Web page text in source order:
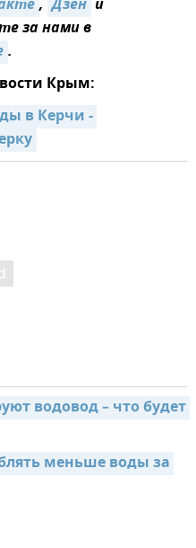
, Дзен и
за нами в
.
Крым:
в Керчи -
водовод – что будет
меньше воды за